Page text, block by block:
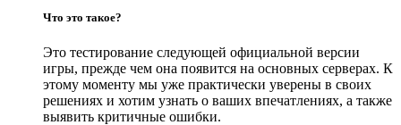
Что это такое?
Это тестирование следующей официальной версии
игры, прежде чем она появится на основных серверах. К
этому моменту мы уже практически уверены в своих
решениях и хотим узнать о ваших впечатлениях, а также
выявить критичные ошибки.